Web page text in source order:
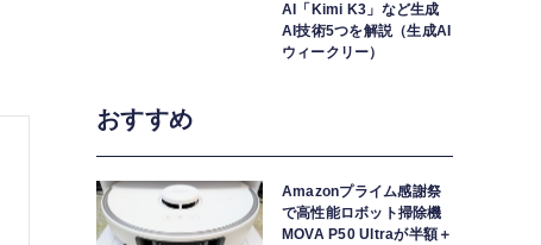
AI「Kimi K3」など生成
AI技術5つを解説（生成AI
ウィークリー）
おすすめ
Amazonプライム感謝祭
で高性能ロボット掃除機
MOVA P50 Ultraが半額＋